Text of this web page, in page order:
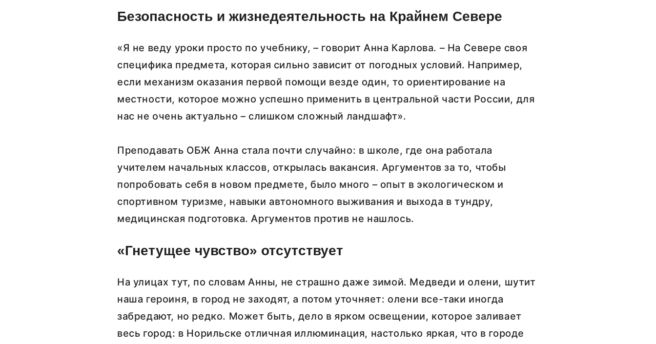
Безопасность и жизнедеятельность на Крайнем Севере
«Я не веду уроки просто по учебнику, – говорит Анна Карлова. – На Севере своя
специфика предмета, которая сильно зависит от погодных условий. Например,
если механизм оказания первой помощи везде один, то ориентирование на
местности, которое можно успешно применить в центральной части России, для
нас не очень актуально – слишком сложный ландшафт».
Преподавать ОБЖ Анна стала почти случайно: в школе, где она работала
учителем начальных классов, открылась вакансия. Аргументов за то, чтобы
попробовать себя в новом предмете, было много – опыт в экологическом и
спортивном туризме, навыки автономного выживания и выхода в тундру,
медицинская подготовка. Аргументов против не нашлось.
«Гнетущее чувство» отсутствует
На улицах тут, по словам Анны, не страшно даже зимой. Медведи и олени, шутит
наша героиня, в город не заходят, а потом уточняет: олени все-таки иногда
забредают, но редко. Может быть, дело в ярком освещении, которое заливает
весь город: в Норильске отличная иллюминация, настолько яркая, что в городе